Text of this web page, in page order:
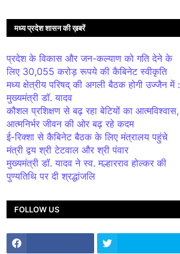
मध्य प्रदेश शासन की ख़बरें
प्रदेश के विकास और जन-कल्याण को गति देने के
लिए 30,055 करोड़ रूपये की कैबिनेट स्वीकृति
मध्य क्षेत्रीय परिषद् की अगली बैठक होगी उज्जैन में :
मुख्यमंत्री डॉ. यादव
कौशल प्रशिक्षण से बढ़ रहा बेटियों का आत्मविश्वास,
आत्मनिर्भर जीवन की ओर बढ़ रहे कदम
ई-रिक्शा से कैबिनेट बैठक के लिए मंत्रालय पहुंचे
मंत्री द्वय श्री टेटवाल और श्री पंवार
मुख्यमंत्री डॉ. यादव ने स्व. मल्हारराव होल्कर की
पुण्यतिथि पर दी श्रद्धांजलि
FOLLOW US